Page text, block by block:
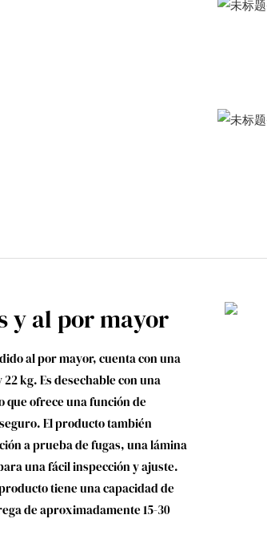
y al por mayor
al por mayor, cuenta con una
kg. Es desechable con una
que ofrece una función de
El producto también
a prueba de fugas, una lámina
una fácil inspección y ajuste.
tiene una capacidad de
de aproximadamente 15-30